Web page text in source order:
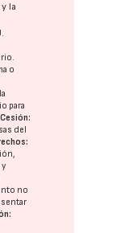
y la
o
para
Cesión:
del
no